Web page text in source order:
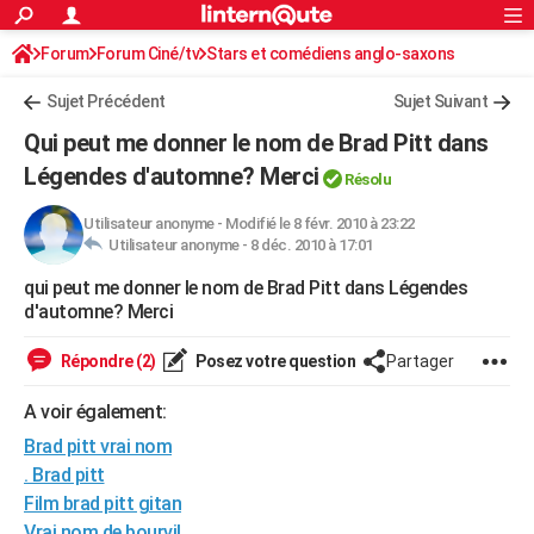
ACTUALITÉS
Politique
Société
Faits Divers
Education
Monde
Villes
+
Programme TV
TNTStreaming
Cinéma
Sorties cinéma
Musique
+FINANCE
Retraite
Impôts
Epargne
Immobilier
Risques naturels par ville
Banque
Assurance
Crédit
AUTO
Essais
Réserver un essai
Citadines
Berlines
SUV
Forum auto
HIGH-TECH
Mobiles
Meilleur smartphone
Internet
Ordinateurs
Jeux vidéo
Guide high-tech
+BRICOLAGE
Forum
Aménagement intérieur
Extérieur
Cuisine
Salle de bains
Jardinage
Rangement
WEEK-END
Guides de France
Escapades
Patrimoine
Expositions
Musées
Week-end nature
+LIFESTYLE
Art de vivre
Bien-être
Loisirs
Mode
Modes de vie
SANTE
Alimentation
Guide de la santé
Maladies
Médicaments
Sommeil
VOYAGE
Rechercher
S'inscrire
Connexion
Forum Forum Ciné/tv Stars et comédiens anglo-saxons
Sujet Précédent Sujet Suivant
Qui peut me donner le nom de Brad Pitt dans
Légendes d'automne? Merci
Résolu
Utilisateur anonyme- Modifié le 8 févr. 2010 à 23:22
Utilisateur anonyme - 8 déc. 2010 à 17:01
qui peut me donner le nom de Brad Pitt dans Légendes
d'automne? Merci
Répondre (2) Posez votre question Partager
A voir également:
Brad pitt vrai nom
. Brad pitt
Film brad pitt gitan